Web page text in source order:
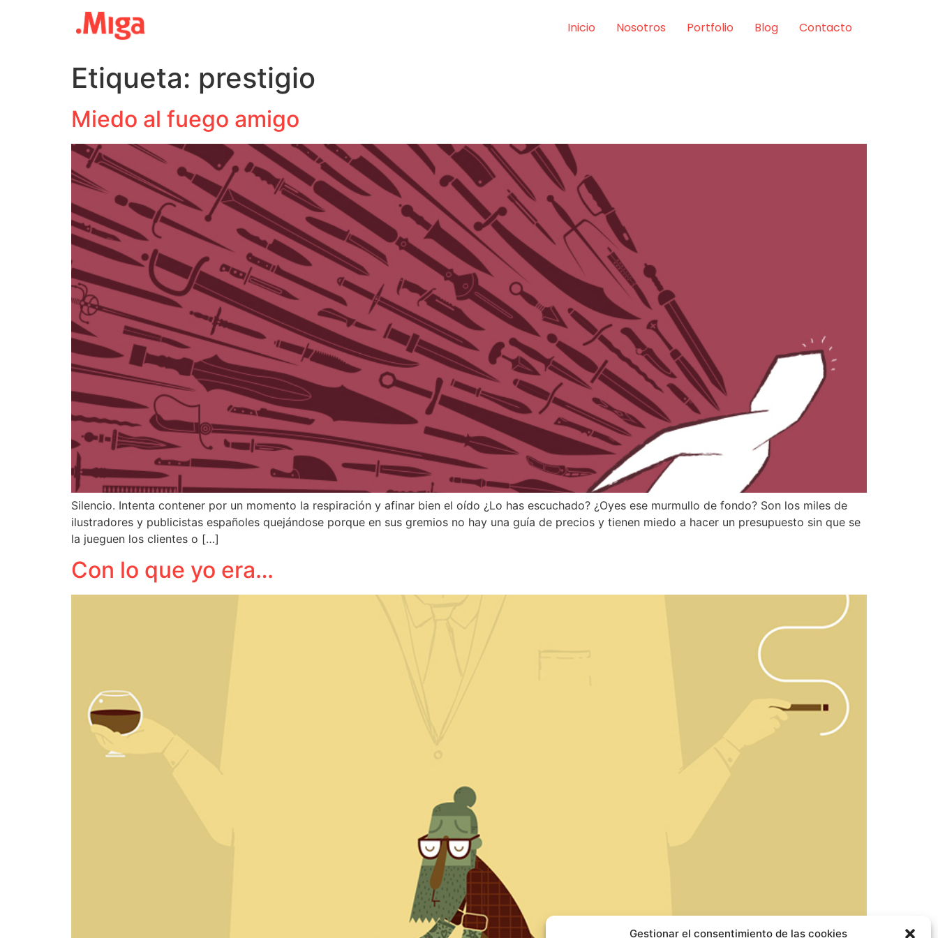
Gestionar el consentimiento de las cookies
Inicio Nosotros Portfolio Blog Contacto
Etiqueta: prestigio
Miedo al fuego amigo
Silencio. Intenta contener por un momento la respiración y afinar bien el oído ¿Lo has escuchado? ¿Oyes ese murmullo de fondo? Son los miles de
ilustradores y publicistas españoles quejándose porque en sus gremios no hay una guía de precios y tienen miedo a hacer un presupuesto sin que se
la jueguen los clientes o […]
Con lo que yo era…